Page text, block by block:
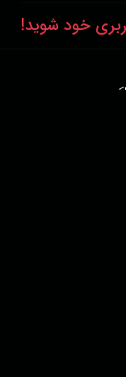
خود شوید!